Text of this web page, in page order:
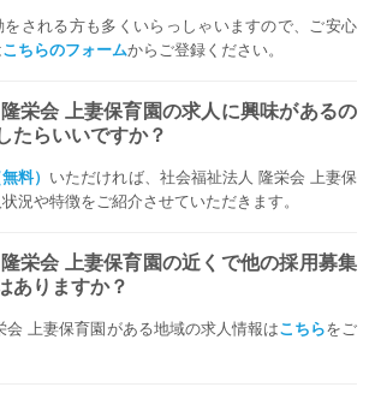
をされる方も多くいらっしゃいますので、ご安心
こちらのフォームからご登録ください。
栄会 上妻保育園の求人に興味があるの
たらいいですか？
料） いただければ、社会福祉法人 隆栄会 上妻保
況や特徴をご紹介させていただきます。
栄会 上妻保育園の近くで他の採用募集
ありますか？
会 上妻保育園がある地域の求人情報はこちらをご